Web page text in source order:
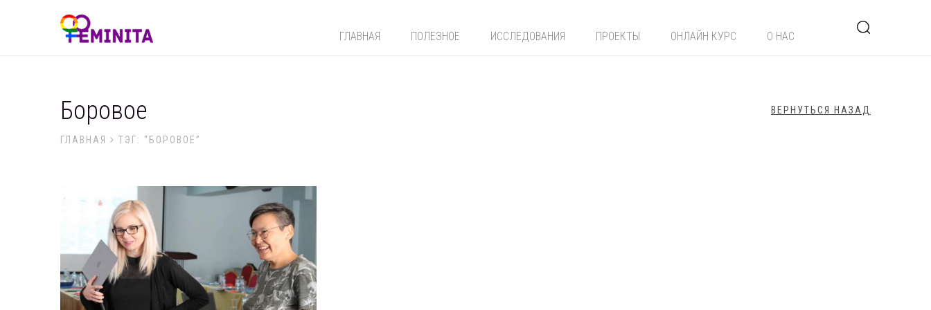
ГЛАВНАЯ ПОЛЕЗНОЕ ИССЛЕДОВАНИЯ ПРОЕКТЫ ОНЛАЙН КУРС О НАС
Боровое
ГЛАВНАЯ ТЭГ: “БОРОВОЕ”
ВЕРНУТЬСЯ НАЗАД